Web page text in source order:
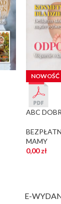
NOWOŚĆ
ABC
MAMY
0,00zł
E-